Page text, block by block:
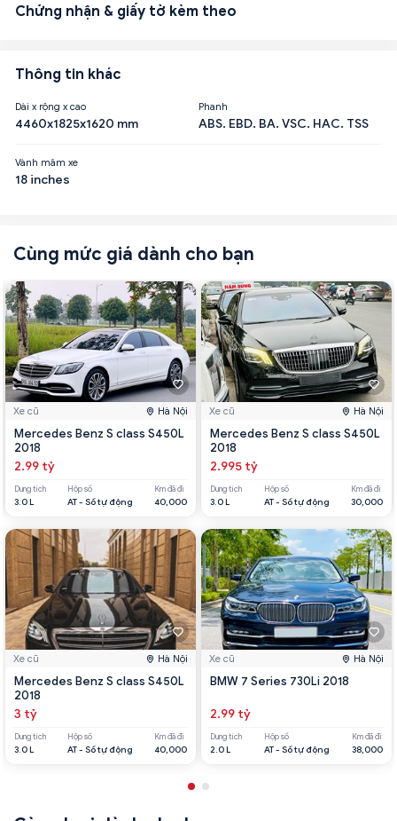
Chứng nhận & giấy tờ kèm theo
Thông tin khác
Dài x rộng x cao
4460x1825x1620 mm
Phanh
ABS. EBD. BA. VSC. HAC. TSS
Vành mâm xe
18 inches
Cùng mức giá dành cho bạn
Xe cũ Hà Nội
Mercedes Benz S class S450L
2018
2.99 tỷ
Dung tích
3.0 L
Hộp số
AT - Số tự động
Km đã đi
40,000
Xe cũ Hà Nội
Mercedes Benz S class S450L
2018
3 tỷ
Dung tích
3.0 L
Hộp số
AT - Số tự động
Km đã đi
40,000
Xe cũ Hà Nội
Mercedes Benz S class S450L
2018
2.995 tỷ
Dung tích
3.0 L
Hộp số
AT - Số tự động
Km đã đi
30,000
Xe cũ Hà Nội
BMW 7 Series 730Li 2018
2.99 tỷ
Dung tích
2.0 L
Hộp số
AT - Số tự động
Km đã đi
38,000